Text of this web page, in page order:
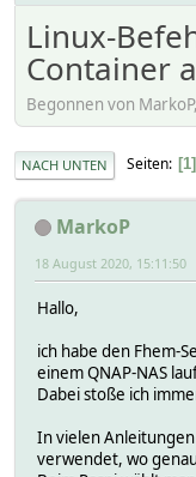
Linux-
Container
Begonnen von
NACH UNTEN Seiten 1
MarkoP
18 August 2020, 15:11:50
Hallo,
ich habe den Fhem-
einem QNAP-NAS
Dabei stoße ich
In vielen
verwendet, wo